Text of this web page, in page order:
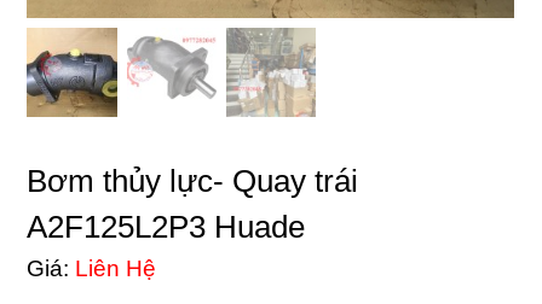
Bơm thủy lực- Quay trái
A2F125L2P3 Huade
Giá: Liên Hệ